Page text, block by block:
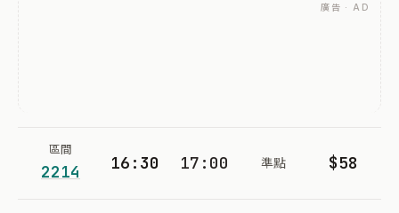
廣告 · AD
區間
2214 16:30 17:00 準點 $58